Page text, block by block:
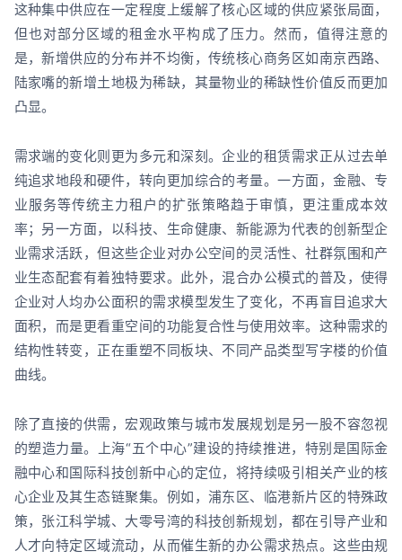
这种集中供应在一定程度上缓解了核心区域的供应紧张局面，
但也对部分区域的租金水平构成了压力。然而，值得注意的
是，新增供应的分布并不均衡，传统核心商务区如南京西路、
陆家嘴的新增土地极为稀缺，其量物业的稀缺性价值反而更加
凸显。
需求端的变化则更为多元和深刻。企业的租赁需求正从过去单
纯追求地段和硬件，转向更加综合的考量。一方面，金融、专
业服务等传统主力租户的扩张策略趋于审慎，更注重成本效
率；另一方面，以科技、生命健康、新能源为代表的创新型企
业需求活跃，但这些企业对办公空间的灵活性、社群氛围和产
业生态配套有着独特要求。此外，混合办公模式的普及，使得
企业对人均办公面积的需求模型发生了变化，不再盲目追求大
面积，而是更看重空间的功能复合性与使用效率。这种需求的
结构性转变，正在重塑不同板块、不同产品类型写字楼的价值
曲线。
除了直接的供需，宏观政策与城市发展规划是另一股不容忽视
的塑造力量。上海“五个中心”建设的持续推进，特别是国际金
融中心和国际科技创新中心的定位，将持续吸引相关产业的核
心企业及其生态链聚集。例如，浦东区、临港新片区的特殊政
策，张江科学城、大零号湾的科技创新规划，都在引导产业和
人才向特定区域流动，从而催生新的办公需求热点。这些由规